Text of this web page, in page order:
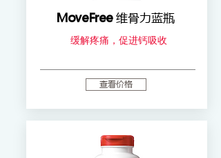
MoveFree维骨力蓝瓶
缓解疼痛，促进钙吸收
查看价格